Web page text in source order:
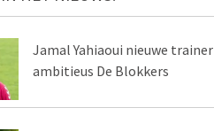
Jamal Yahiaoui nieuwe trainer
ambitieus De Blokkers